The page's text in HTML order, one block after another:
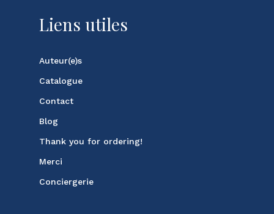
Liens utiles
Auteur(e)s
Catalogue
Contact
Blog
Thank you for ordering!
Merci
Conciergerie